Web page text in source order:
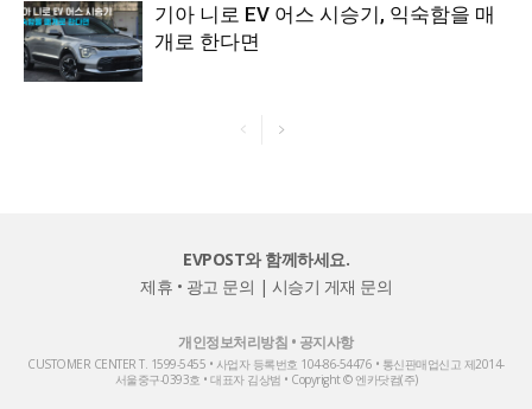
기아 니로 EV 어스 시승기, 익숙함을 매
개로 한다면
EVPOST와 함께하세요.
제휴 • 광고 문의 | 시승기 게재 문의
개인정보처리방침 • 공지사항
CUSTOMER CENTER T. 1599-5455 • 사업자 등록번호 104-86-54476 • 통신판매업신고 제2014-
서울중구-0393호 • 대표자 김상범 • Copyright © 엔카닷컴(주)